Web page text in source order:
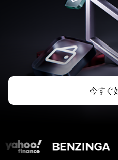
今すぐ